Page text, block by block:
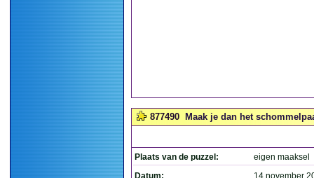
877490 Maak je dan het
Plaats van de puzzel:
eigen maaksel
Datum:
14 november